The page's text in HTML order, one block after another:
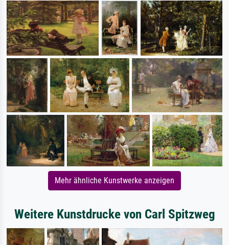
Mehr ähnliche Kunstwerke anzeigen
Weitere Kunstdrucke von Carl Spitzweg